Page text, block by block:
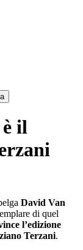
il
David Van
di quel
l’edizione
Terzani.